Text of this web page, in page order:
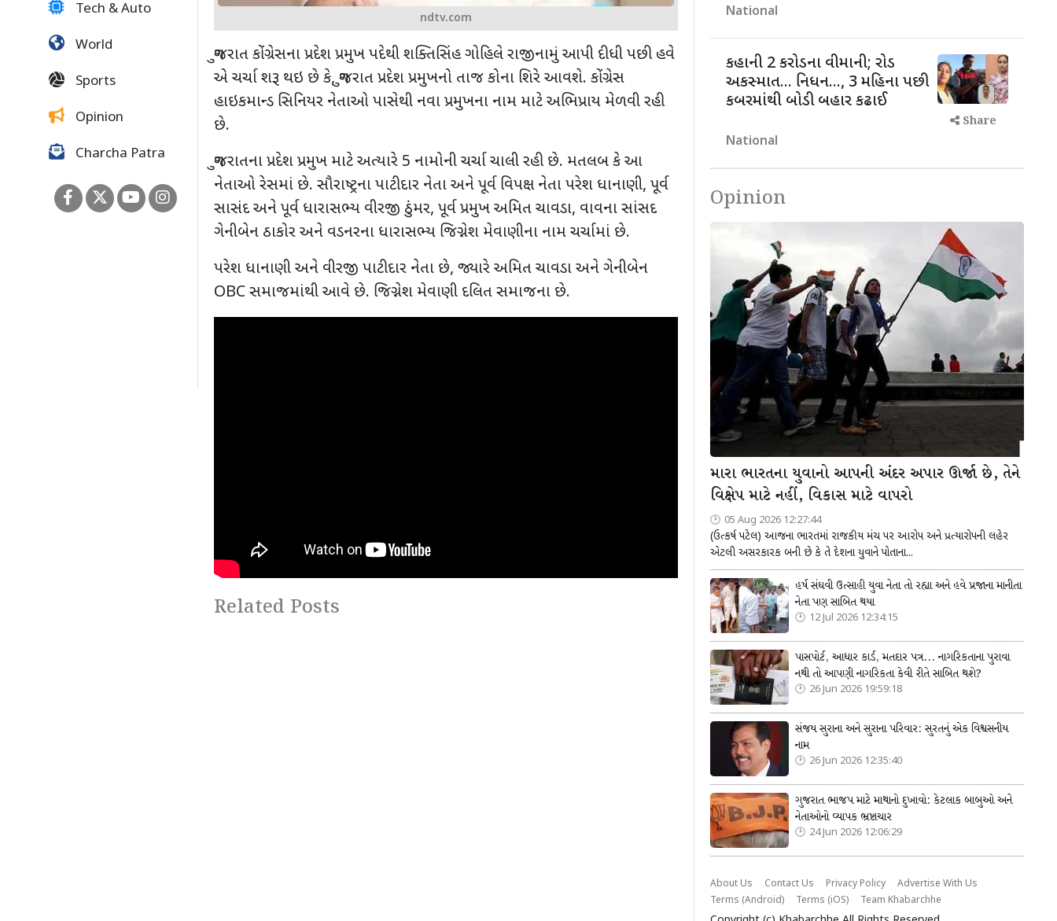
Tech & Auto
World
Sports
Opinion
Charcha Patra
ndtv.com
ગુજરાત કોંગ્રેસના પ્રદેશ પ્રમુખ પદેથી શક્તિસિંહ ગોહિલે રાજીનામું આપી દીધી પછી હવે
એ ચર્ચા શરૂ થઇ છે કે, ગુજરાત પ્રદેશ પ્રમુખનો તાજ કોના શિરે આવશે. કોંગ્રેસ
હાઇકમાન્ડ સિનિયર નેતાઓ પાસેથી નવા પ્રમુખના નામ માટે અભિપ્રાય મેળવી રહી
છે.
ગુજરાતના પ્રદેશ પ્રમુખ માટે અત્યારે 5 નામોની ચર્ચા ચાલી રહી છે. મતલબ કે આ
નેતાઓ રેસમાં છે. સૌરાષ્ટ્રના પાટીદાર નેતા અને પૂર્વ વિપક્ષ નેતા પરેશ ધાનાણી, પૂર્વ
સાસંદ અને પૂર્વ ધારાસભ્ય વીરજી ઠુંમર, પૂર્વ પ્રમુખ અમિત ચાવડા, વાવના સાંસદ
ગેનીબેન ઠાકોર અને વડનરના ધારાસભ્ય જિગ્નેશ મેવાણીના નામ ચર્ચામાં છે.
પરેશ ધાનાણી અને વીરજી પાટીદાર નેતા છે, જ્યારે અમિત ચાવડા અને ગેનીબેન
OBCસમાજમાંથી આવે છે. જિગ્નેશ મેવાણી દલિત સમાજના છે.
Related Posts
National
કહાની 2 કરોડના વીમાની; રોડ
અકસ્માત... નિધન..., 3 મહિના પછી
કબરમાંથી બોડી બહાર કઢાઈ
National
Share
Opinion
મારા ભારતના યુવાનો આપની અંદર અપાર ઊર્જા છે, તેને
વિક્ષેપ માટે નહીં, વિકાસ માટે વાપરો
05 Aug 2026 12:27:44
(ઉત્કર્ષ પટેલ) આજના ભારતમાં રાજકીય મંચ પર આરોપ અને પ્રત્યારોપની લહેર
એટલી અસરકારક બની છે કે તે દેશના યુવાને પોતાના...
હર્ષ સંઘવી ઉત્સાહી યુવા નેતા તો રહ્યા અને હવે પ્રજાના માનીતા
નેતા પણ સાબિત થયા
12 Jul 2026 12:34:15
પાસપોર્ટ, આધાર કાર્ડ, મતદાર પત્ર... નાગરિકતાના પુરાવા
નથી તો આપણી નાગરિકતા કેવી રીતે સાબિત થશે?
26 Jun 2026 19:59:18
સંજય સુરાના અને સુરાના પરિવાર: સુરતનું એક વિશ્વસનીય
નામ
26 Jun 2026 12:35:40
ગુજરાત ભાજપ માટે માથાનો દુખાવો: કેટલાક બાબુઓ અને
નેતાઓનો વ્યાપક ભ્રષ્ટાચાર
24 Jun 2026 12:06:29
About Us Contact Us Privacy Policy
Advertise With Us
Terms (Android)
Terms (iOS) Team Khabarchhe